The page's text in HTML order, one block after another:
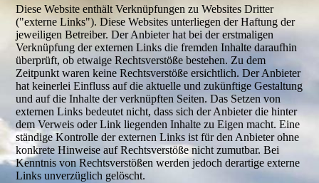
Diese Website enthält Verknüpfungen zu Websites Dritter
("externe Links"). Diese Websites unterliegen der Haftung der
jeweiligen Betreiber. Der Anbieter hat bei der erstmaligen
Verknüpfung der externen Links die fremden Inhalte daraufhin
überprüft, ob etwaige Rechtsverstöße bestehen. Zu dem
Zeitpunkt waren keine Rechtsverstöße ersichtlich. Der Anbieter
hat keinerlei Einfluss auf die aktuelle und zukünftige Gestaltung
und auf die Inhalte der verknüpften Seiten. Das Setzen von
externen Links bedeutet nicht, dass sich der Anbieter die hinter
dem Verweis oder Link liegenden Inhalte zu Eigen macht. Eine
ständige Kontrolle der externen Links ist für den Anbieter ohne
konkrete Hinweise auf Rechtsverstöße nicht zumutbar. Bei
Kenntnis von Rechtsverstößen werden jedoch derartige externe
Links unverzüglich gelöscht.